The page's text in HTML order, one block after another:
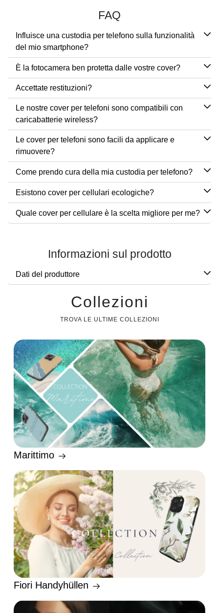
FAQ
Influisce una custodia per telefono sulla funzionalità
del mio smartphone?
È la fotocamera ben protetta dalle vostre cover?
Accettate restituzioni?
Le nostre cover per telefoni sono compatibili con
caricabatterie wireless?
Le cover per telefoni sono facili da applicare e
rimuovere?
Come prendo cura della mia custodia per telefono?
Esistono cover per cellulari ecologiche?
Quale cover per cellulare è la scelta migliore per me?
Informazioni sul prodotto
Dati del produttore
Collezioni
TROVA LE ULTIME COLLEZIONI
Marittimo
Fiori Handyhüllen